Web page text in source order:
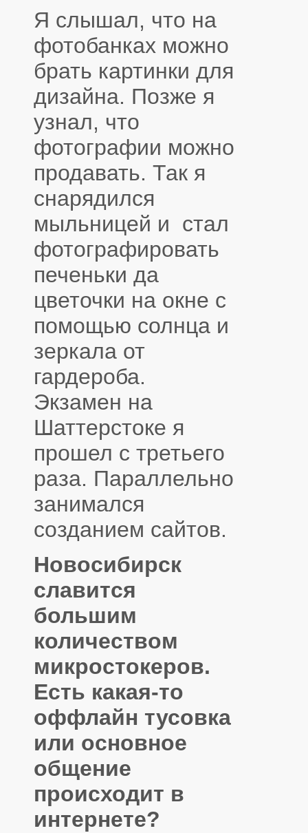
Я слышал, что на
фотобанках можно
брать картинки для
дизайна. Позже я
узнал, что
фотографии можно
продавать. Так я
снарядился
мыльницей и стал
фотографировать
печеньки да
цветочки на окне с
помощью солнца и
зеркала от
гардероба.
Экзамен на
Шаттерстоке я
прошел с третьего
раза. Параллельно
занимался
созданием сайтов.
Новосибирск
славится
большим
количеством
микростокеров.
Есть какая-то
оффлайн тусовка
или основное
общение
происходит в
интернете?